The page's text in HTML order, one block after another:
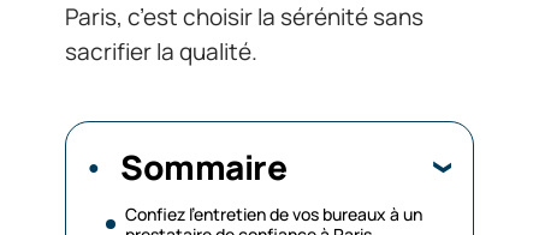
Paris, c’est choisir la sérénité sans
sacrifier la qualité.
Sommaire
Confiez l’entretien de vos bureaux à un